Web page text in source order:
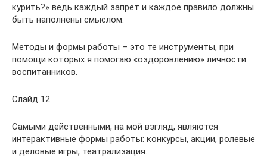
курить?» ведь каждый запрет и каждое правило должны
быть наполнены смыслом.
Методы и формы работы – это те инструменты, при
помощи которых я помогаю «оздоровлению» личности
воспитанников.
Слайд 12
Самыми действенными, на мой взгляд, являются
интерактивные формы работы: конкурсы, акции, ролевые
и деловые игры, театрализация.